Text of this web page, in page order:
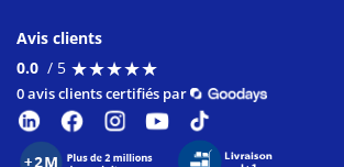
Avis clients
0.0 / 5 ★★★★★
★★★★★
0 avis clients certifiés par